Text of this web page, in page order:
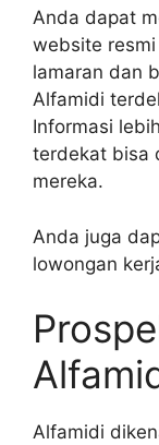
Anda dapat
website
lamaran dan
Alfamidi
Informasi
terdekat bisa
mereka.
Anda juga
lowongan
Alfamidi